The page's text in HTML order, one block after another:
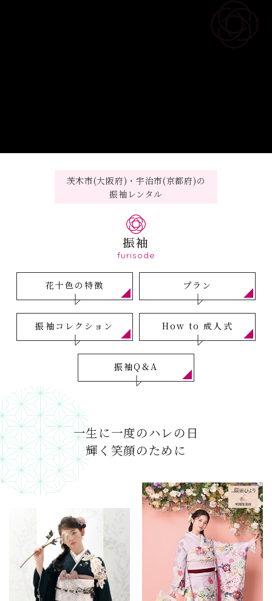
茨木市(大阪府)・宇治市(京都府)の
振袖レンタル
振袖
furisode
花十色の特徴 プラン
振袖コレクション How to 成人式
振袖Q&A
一生に一度のハレの日
輝く笑顔のために